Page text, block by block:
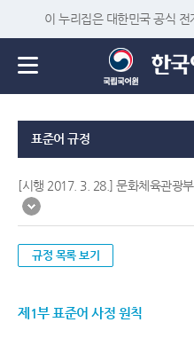
이 누리집은 대한민국 공식 전
표준어 규정
[시행 2017. 3. 28.] 문화체육관광
규정 목록 보기
제1부 표준어 사정 원칙